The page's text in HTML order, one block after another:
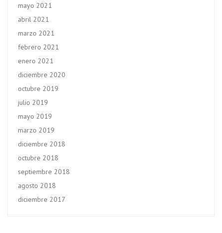
mayo 2021
abril 2021
marzo 2021
febrero 2021
enero 2021
diciembre 2020
octubre 2019
julio 2019
mayo 2019
marzo 2019
diciembre 2018
octubre 2018
septiembre 2018
agosto 2018
diciembre 2017